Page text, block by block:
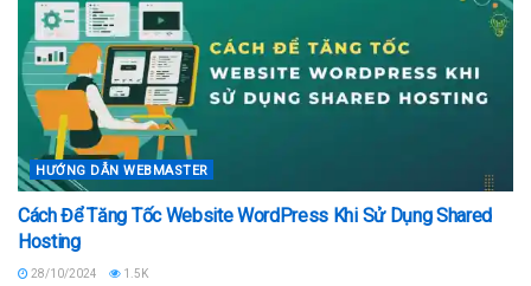
HƯỚNG DẪN WEBMASTER
Cách Để Tăng Tốc Website WordPress Khi Sử Dụng Shared
Hosting
28/10/2024 1.5K